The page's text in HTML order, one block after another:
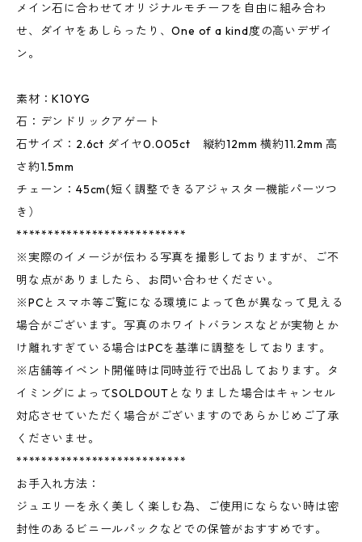
メイン石に合わせてオリジナルモチーフを自由に組み合わ
せ、ダイヤをあしらったり、One of a kind度の高いデザイ
ン。
素材：K10YG
石：デンドリックアゲート
石サイズ：2.6ct ダイヤ0.005ct 縦約12mm 横約11.2mm 高
さ約1.5mm
チェーン：45cm(短く調整できるアジャスター機能パーツつ
き）
***************************
※実際のイメージが伝わる写真を撮影しておりますが、ご不
明な点がありましたら、お問い合わせください。
※PCとスマホ等ご覧になる環境によって色が異なって見える
場合がございます。写真のホワイトバランスなどが実物とか
け離れすぎている場合はPCを基準に調整をしております。
※店舗等イベント開催時は同時並行で出品しております。タ
イミングによってSOLDOUTとなりました場合はキャンセル
対応させていただく場合がございますのであらかじめご了承
くださいませ。
***************************
お手入れ方法：
ジュエリーを永く美しく楽しむ為、ご使用にならない時は密
封性のあるビニールパックなどでの保管がおすすめです。